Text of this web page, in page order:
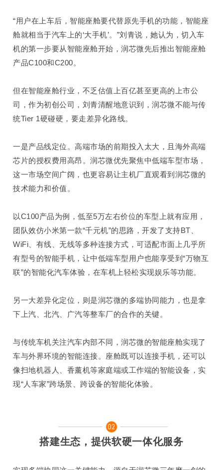
“用户在上车后，智能座舱要代替原先手机的功能 ，智能座
舱就相当于汽车上的‘大手机’。 ”刘青说，她认为 ，切入车
机的第一步要从智能座舱开始 ，润芯微先后推出智能座舱
产品C100和C200。
但在智能座舱行业 ，不乏估值上百亿甚至更高的上市公
司，作为初创公司， 刘青清醒地意识到 ，润芯微不能与传
统Tier 1硬碰硬，要走差异化路线。
一是产品线定位。高端市场的前期投入太大，且海外高端
芯片的授权费用高昂。润芯微优先聚焦中低端车型市场，
这一市场空间广阔，也更容易让主机厂直观看到润芯微的
技术能力和价值。
以C100产品为例，低至5万左右价位的车型上就有应用，
团队效仿小米第一款“千元机”的思路，开发了支持BT、
WiFi、有线、无线等多种连接方式，可适配市面上几乎所
有型号的智能手机，让中低端车型用户也能享受到“万物互
联”的智能化汽车体验，在车机上轻松实现娱乐等功能。
另一大差异化定位，则是润芯微的多端协同能力，也是拿
下上汽、北汽、 广汽等整车厂的合作的关键。
与传统车机关注汽车内部不同，润芯微的智能座舱实现了
车与外界环境的智能连接。座舱既可以连接手机，还可以
像扫地机器人、香薰机等家庭端或工作端的智能设备，实
现“人车家”跨场景、跨设备的智能化体验。
搭建生态，提供软硬一体化服务